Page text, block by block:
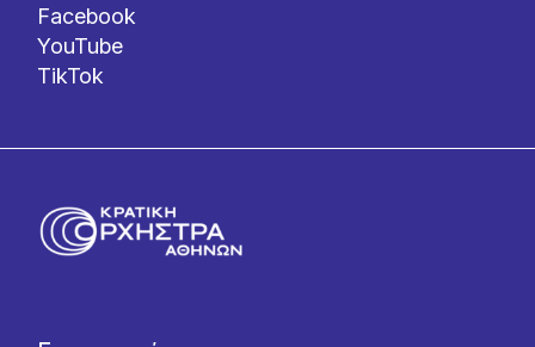
Facebook
YouTube
TikTok